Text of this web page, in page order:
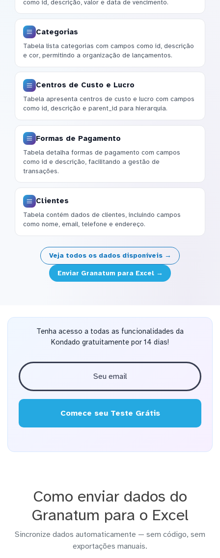
como id, descrição, valor e data de vencimento.
Categorias
Tabela lista categorias com campos como id, descrição
e cor, permitindo a organização de lançamentos.
Centros de Custo e Lucro
Tabela apresenta centros de custo e lucro com campos
como id, descrição e parent_id para hierarquia.
Formas de Pagamento
Tabela detalha formas de pagamento com campos
como id e descrição, facilitando a gestão de
transações.
Clientes
Tabela contém dados de clientes, incluindo campos
como nome, email, telefone e endereço.
Veja todos os dados disponíveis →
Enviar Granatum para Excel →
Tenha acesso a todas as funcionalidades da
Kondado gratuitamente por 14 dias!
Comece seu Teste Grátis
Como enviar dados do
Granatum para o Excel
Sincronize dados automaticamente — sem código, sem
exportações manuais.